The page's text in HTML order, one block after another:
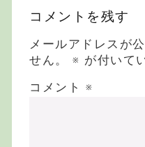
コメントを残す
メールアドレスが
せん。
※ が付いて
コメント ※